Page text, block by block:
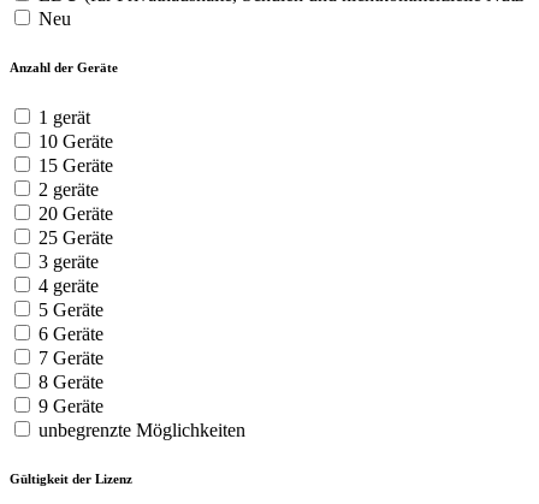
Neu
Anzahl der Geräte
1 gerät
10 Geräte
15 Geräte
2 geräte
20 Geräte
25 Geräte
3 geräte
4 geräte
5 Geräte
6 Geräte
7 Geräte
8 Geräte
9 Geräte
unbegrenzte Möglichkeiten
Gültigkeit der Lizenz